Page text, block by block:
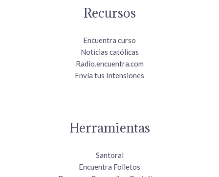
Recursos
Encuentra curso
Noticias católicas
Radio.encuentra.com
Envía tus Intensiones
Herramientas
Santoral
Encuentra Folletos